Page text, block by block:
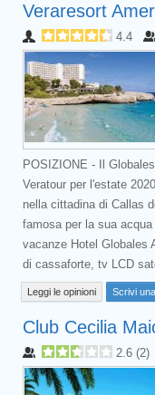
Veraresort
4.4
POSIZIONE - Il
Veratour per l'estate
nella cittadina di Callas
famosa per la sua
vacanze Hotel Globales
di cassaforte, tv LCD
Leggi le opinioni Scrivi
Club Cecilia
2.6 (2)